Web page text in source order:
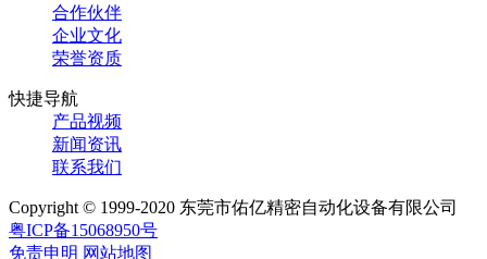
合作伙伴
企业文化
荣誉资质
快捷导航
产品视频
新闻资讯
联系我们
Copyright © 1999-2020 东莞市佑亿精密自动化设备有限公司
粤ICP备15068950号
免责申明 网站地图